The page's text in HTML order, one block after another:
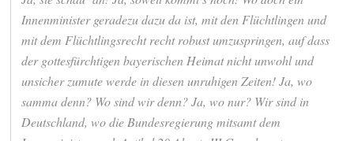
Innenminister geradezu dazu da ist, mit den Flüchtlingen und
mit dem Flüchtlingsrecht recht robust umzuspringen, auf dass
der gottesfürchtigen bayerischen Heimat nicht unwohl und
unsicher zumute werde in diesen unruhigen Zeiten! Ja, wo
samma denn? Wo sind wir denn? Ja, wo nur? Wir sind in
Deutschland, wo die Bundesregierung mitsamt dem